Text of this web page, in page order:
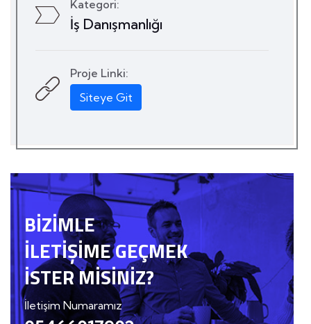
Kategori:
İş Danışmanlığı
Proje Linki:
Siteye Git
BIZIMLE
İLETIŞIME GEÇMEK
İSTER MISINIZ?
İletişim Numaramız